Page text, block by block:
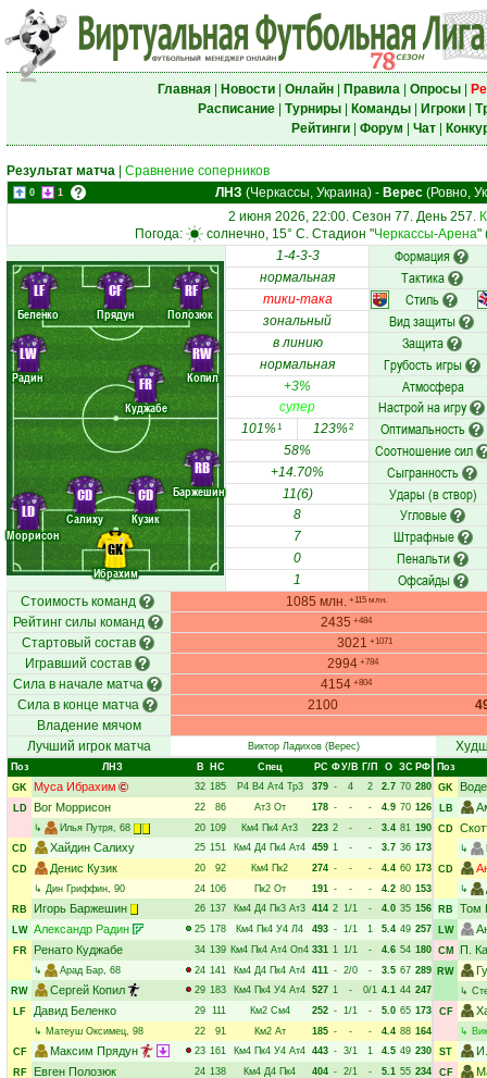
Главная| Новости| Онлайн| Правила| Опросы|
Расписание| Турниры| Команды| Игроки|
Рейтинги| Форум Чат|
Результат матча Сравнение соперников
0 1 ЛНЗ (Черкассы, Украина) - Верес (Ровно,
2 июня 2026, 22:00. Сезон 77. День 257.
Погода:
солнечно, 15° C. Стадион "Черкассы-Арена"
Ибрахим
Моррисон
Салиху Кузик
Баржешин
Радин
Куджабе
Копил
Беленко Прядун Полозюк
GK
LD
CD CD
RB
LW
FR
RW
LF CF RF
1-4-3-3 Формация
нормальная Тактика
тики-така Стиль
зональный Вид защиты
в линию Защита
нормальная Грубость игры
+3% Атмосфера
супер Настрой на игру
101%1 123%2 Оптимальность
58% Соотношение сил
+14.70% Сыгранность
11(6) Удары (в створ)
8 Угловые
7 Штрафные
0 Пенальти
1 Офсайды
Стоимость команд 1085 млн. +115 млн.
Рейтинг силы команд 2435 +484
Стартовый состав 3021 +1071
Игравший состав 2994 +784
Сила в начале матча 4154 +804
Сила в конце матча 2100
Владение мячом
Лучший игрок матча
Виктор Ладихов(Верес)
Поз ЛНЗ В НC Спец РC ФУ/В Г/П О ЗС РФ
GK
Муса Ибрахим 32 185 Р4 В4 Ат4 Тр3 379 - 4 2 2.7 70 280
LD
Вог Моррисон 22 86 Ат3 От 178 - - - 4.9 70 126
↳
Илья Путря, 68 20 109 Км4 Пк4 Ат3 223 2 - - 3.4 81 190
CD
Хайдин Салиху 25 151 Км4 Д4 Пк4 Ат4 459 1 - - 3.7 36 173
CD
Денис Кузик 20 92 Км4 Пк2 274 - - - 4.4 60 173
↳ Дин Гриффин, 90 24 106 Пк2 От 191 - - - 4.2 80 153
RB
Игорь Баржешин 26 137 Км4 Д4 Пк3 Ат3 414 2 1/1 - 4.0 35 156
LW Александр Радин 25 178 Км4 Пк4 У4 Л4 493 - 1/1 1 5.4 49 257
FR
Ренато Куджабе 34 139 Км4 Пк4 Ат4 Оп4 331 1 1/1 - 4.6 54 180
↳
Арад Бар, 68 24 141 Км4 Д4 Пк4 Ат4 411 - 2/0 - 3.5 67 289
RW
Сергей Копил 29 183 Км4 Пк4 У4 Ат4 527 1 - 0/1 4.1 44 247
LF
Давид Беленко 29 111 Км2 См4 252 - 1/1 - 5.0 65 173
↳ Матеуш Оксимец, 98 22 91 Км2 Ат 185 - - - 4.4 88 164
CF
Максим Прядун 23 161 Км4 Пк4 У4 Ат4 443 - 3/1 1 4.5 49 230
RF
Евген Полозюк 24 138 Км4 Д4 Пк4 404 - 2/1 - 5.1 55 234
Поз
GK
LB
CD
↳
CD
↳
RB
Том
LW
CM П.
RW
↳
CF
↳
ST
CF